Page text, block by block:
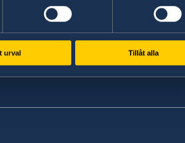
urval Tillåt alla
discută deschis despre cum își
13 14 15 »